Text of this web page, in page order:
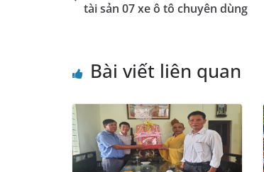
tài sản 07 xe ô tô chuyên dùng
Bài viết liên quan